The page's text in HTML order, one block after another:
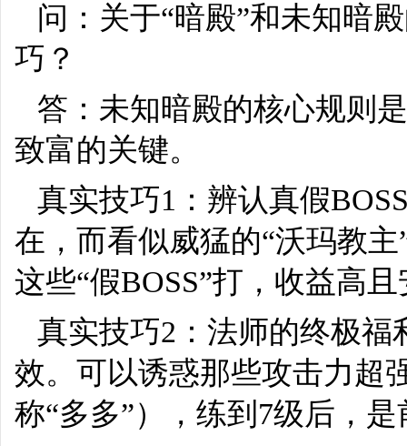
问：关于“暗殿”和未知暗
巧？
答：未知暗殿的核心规则
致富的关键。
真实技巧1：辨认真假
在，而看似威猛的“沃玛教
这些“假BOSS”打，收益高
真实技巧2：法师的终极福
效。可以诱惑那些攻击力超
称“多多”），练到7级后，